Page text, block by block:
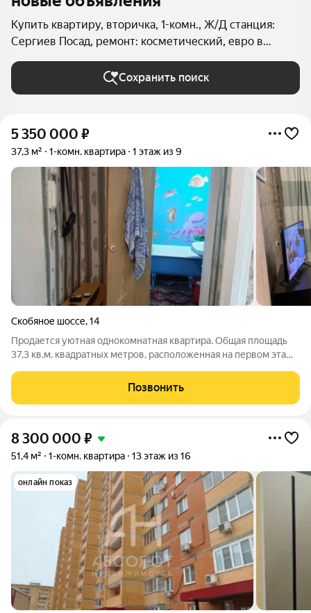
Купить квартиру, вторичка, 1-комн., Ж/Д станция:
Сергиев Посад, ремонт: косметический, евро в
Сергиевом Посаде (Городское поселение Сергиев
Сохранить поиск
5 350 000 ₽
37,3 м² 1-комн. квартира 1 этаж из 9
Скобяное шоссе,14
Продается уютная однокомнатная квартира. Общая площадь
37,3 кв.м. квадратных метров, расположенная на первом этаже
адресу: город Сергиев Посад, Скобяное шоссе, дом 14. Жилая
площадь составляет
Позвонить
8 300 000 ₽
51,4 м² 1-комн. квартира 13 этаж из 16
онлайн показ